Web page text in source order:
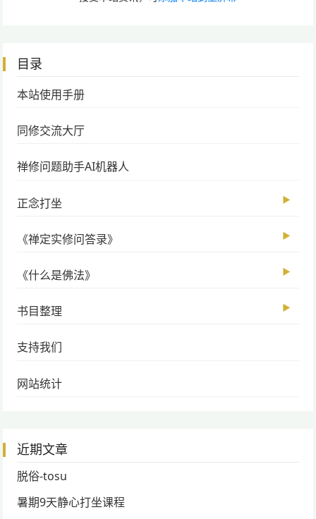
目录
本站使用手册
同修交流大厅
禅修问题助手AI机器人
正念打坐 ▶
《禅定实修问答录》 ▶
《什么是佛法》 ▶
书目整理 ▶
支持我们
网站统计
近期文章
脱俗-tosu
暑期9天静心打坐课程